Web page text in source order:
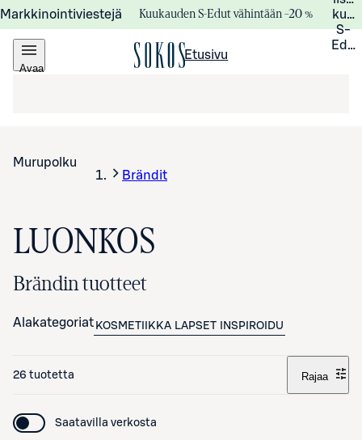
Markkinointiviestejä Kuukauden S-Edut vähintään –20 %
S-
Avaa
Etusivu
Murupolku
Brändit
LUONKOS
Brändin tuotteet
Alakategoriat KOSMETIIKKA LAPSET INSPIROIDU
26 tuotetta Rajaa
Saatavilla verkosta